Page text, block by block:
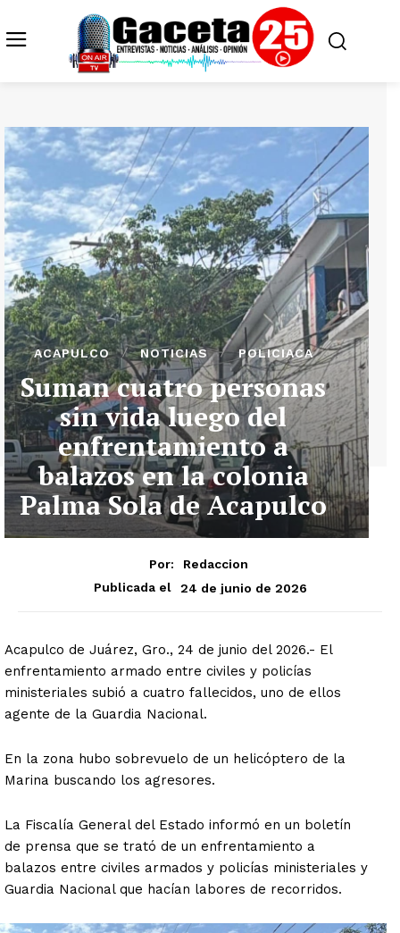
ACAPULCO NOTICIAS POLICIACA
Suman cuatro personas
sin vida luego del
enfrentamiento a
balazos en la colonia
Palma Sola de Acapulco
Por:
Redaccion
Publicada el
24 de junio de 2026
Acapulco de Juárez, Gro., 24 de junio del 2026.- El
enfrentamiento armado entre civiles y policías
ministeriales subió a cuatro fallecidos, uno de ellos
agente de la Guardia Nacional.
En la zona hubo sobrevuelo de un helicóptero de la
Marina buscando los agresores.
La Fiscalía General del Estado informó en un boletín
de prensa que se trató de un enfrentamiento a
balazos entre civiles armados y policías ministeriales y
Guardia Nacional que hacían labores de recorridos.